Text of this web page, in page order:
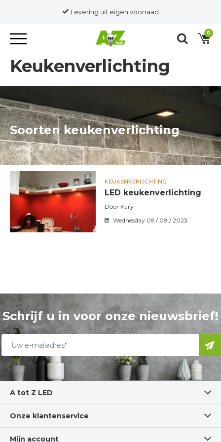
Levering uit eigen voorraad
0
Keukenverlichting
Soorten keukenverlichting
Door Kary Thursday 10 / 08 / 2023
KEUKENVERLICHTING
LED keukenverlichting
Door Kary
Wednesday 09 / 08 / 2023
Schrijf u in voor onze nieuwsbrief!
A tot Z LED
Onze klantenservice
Mijn account